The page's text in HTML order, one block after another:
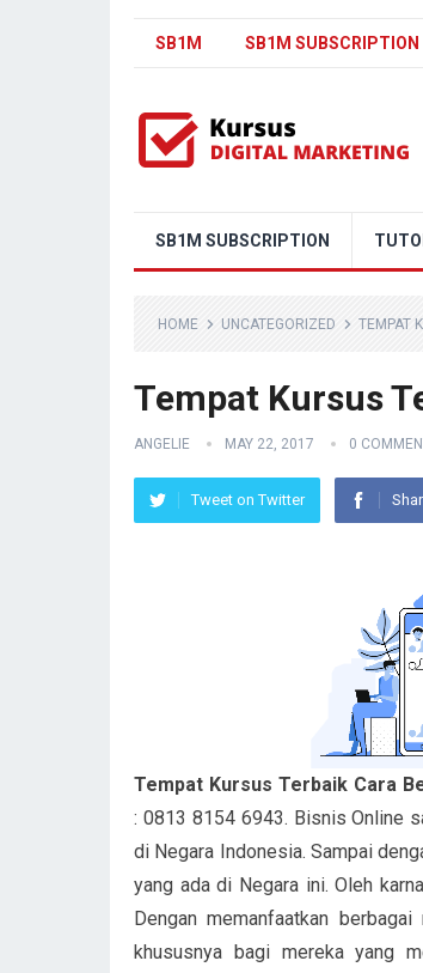
SB1M SB1M SUBSCRIPTION
SB1M SUBSCRIPTION
HOME UNCATEGORIZED TEMPAT
Tempat Kursus
ANGELIE MAY 22, 2017 0
Tweet on Twitter
Tempat Kursus Terbaik Cara
: 0813 8154 6943. Bisnis Online
di Negara Indonesia. Sampai
yang ada di Negara ini. Oleh
Dengan memanfaatkan
khususnya bagi mereka yang